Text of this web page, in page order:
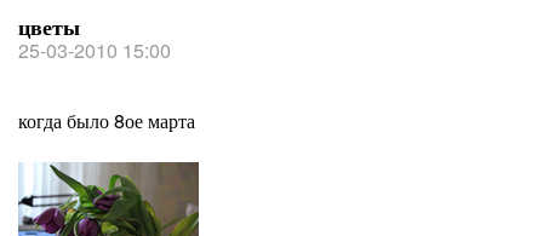
цветы
25-03-2010 15:00
когда было 8ое марта